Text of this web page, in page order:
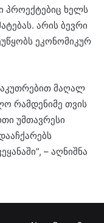
პროექტებიც ხელს
არის ბევრი
ეკონომიკურ
მაღალ
რამდენიმე თვის
უმთავრესი
– აღნიშნა